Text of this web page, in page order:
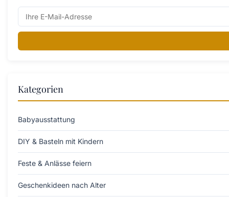
Kategorien
Babyausstattung
DIY & Basteln mit Kindern
Feste & Anlässe feiern
Geschenkideen nach Alter